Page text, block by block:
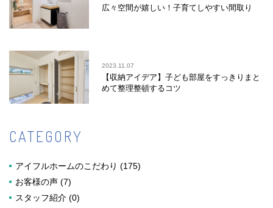
広々空間が嬉しい！子育てしやすい間取り
2023.11.07
【収納アイデア】子ども部屋をすっきりまと
めて整理整頓するコツ
CATEGORY
アイフルホームのこだわり (175)
お客様の声 (7)
スタッフ紹介 (0)